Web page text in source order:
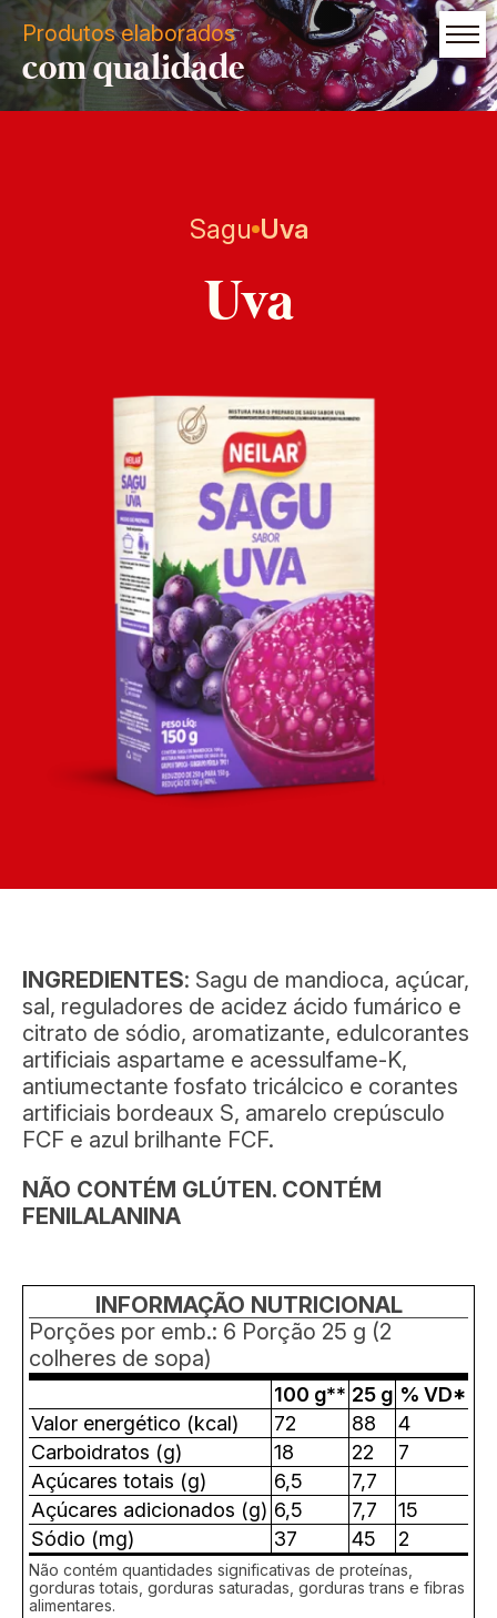
Produtos elaborados
com qualidade
Sagu Uva
Uva
INGREDIENTES: Sagu de mandioca, açúcar,
sal, reguladores de acidez ácido fumárico e
citrato de sódio, aromatizante, edulcorantes
artificiais aspartame e acessulfame-K,
antiumectante fosfato tricálcico e corantes
artificiais bordeaux S, amarelo crepúsculo
FCF e azul brilhante FCF.
NÃO CONTÉM GLÚTEN. CONTÉM
FENILALANINA
INFORMAÇÃO NUTRICIONAL
Porções por emb.: 6 Porção 25 g (2
colheres de sopa)
100 g** 25 g % VD*
Valor energético (kcal)
72 88
4
Carboidratos (g)
18 22
7
Açúcares totais (g)
6,5
7,7
Açúcares adicionados (g) 6,5 7,7
15
Sódio (mg)
37 45 2
Não contém quantidades significativas de proteínas,
gorduras totais, gorduras saturadas, gorduras trans e fibras
alimentares.